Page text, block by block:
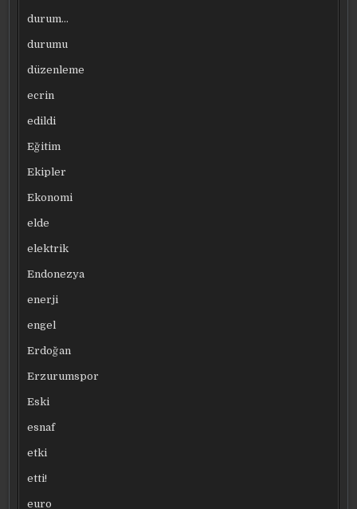
durum…
durumu
düzenleme
ecrin
edildi
Eğitim
Ekipler
Ekonomi
elde
elektrik
Endonezya
enerji
engel
Erdoğan
Erzurumspor
Eski
esnaf
etki
etti!
euro